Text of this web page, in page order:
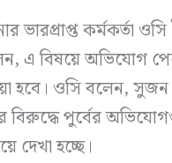
ভারপ্রাপ্ত কর্মকর্তা
এ বিষয়ে অভিযোগ
হবে। ওসি বলেন, সুজন
বিরুদ্ধে পুর্বের
দেখা হচ্ছে।